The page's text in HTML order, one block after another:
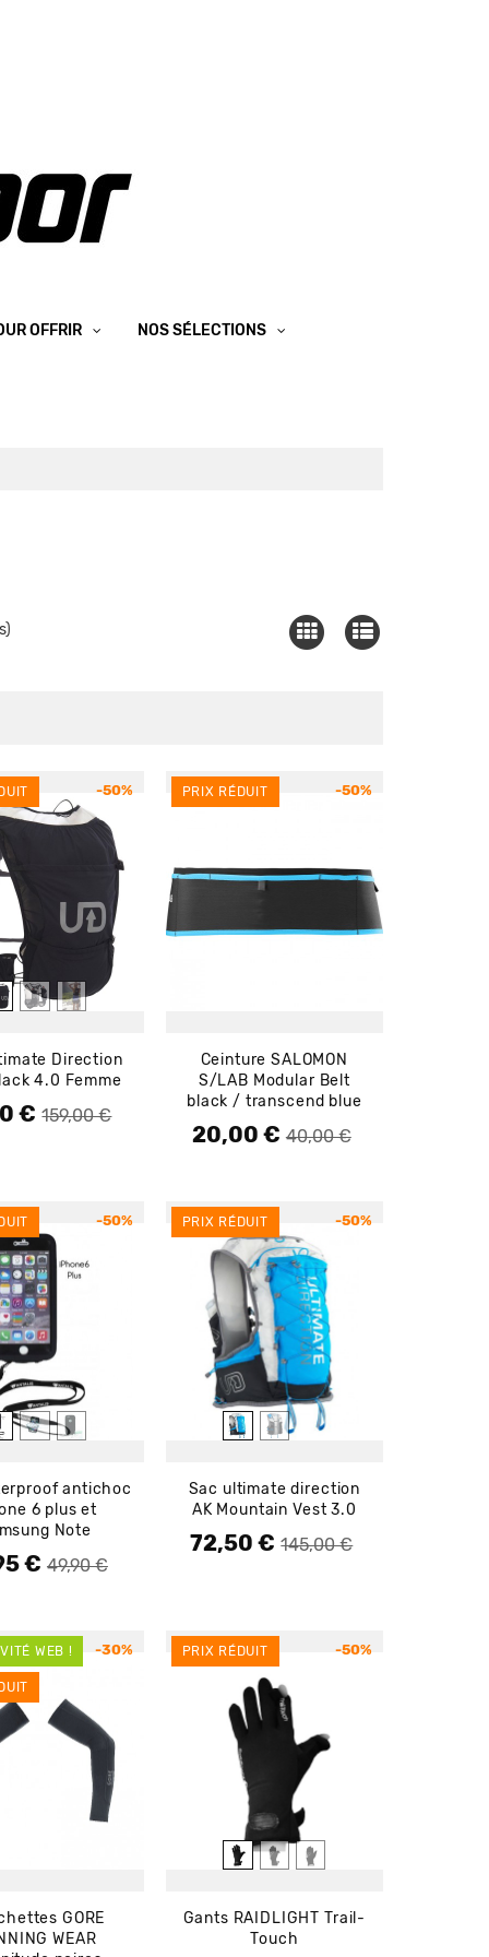
OFFRIR NOS SÉLECTIONS
-50%
Direction
4.0 Femme
base159,00 €
€
PRIX RÉDUIT -50%
Ceinture SALOMON
S/LAB Modular Belt
black / transcend blue
Prix de base 40,00 €
Prix
20,00 €
-50%
antichoc
6 plus et
Note
base 49,90 €
€
PRIX RÉDUIT -50%
Sac ultimate direction
AK Mountain Vest 3.0
Prix de base145,00 €
Prix
72,50 €
WEB ! -30%
GORE
WEAR
PRIX RÉDUIT -50%
Gants RAIDLIGHT Trail-
Touch